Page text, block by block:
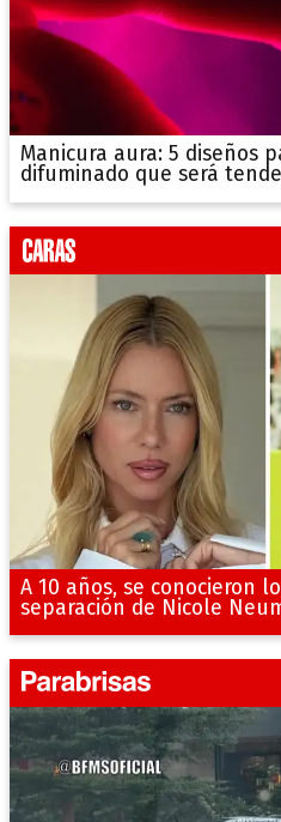
Manicura aura: 5 diseños
difuminado que será
A 10 años, se conocieron
separación de Nicole